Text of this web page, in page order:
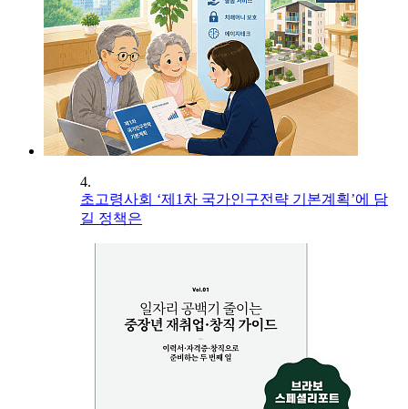
4.
초고령사회 ‘제1차 국가인구전략 기본계획’에 담
길 정책은